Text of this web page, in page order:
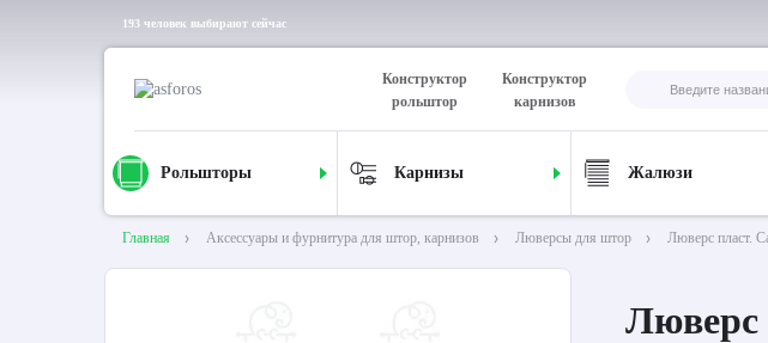
193 человек выбирают сейчас
Конструктор
рольштор
Конструктор
карнизов
Рольшторы Карнизы Жалюзи
Главная Аксессуары и фурнитура для штор, карнизов Люверсы для штор Люверс пласт.
Люверс